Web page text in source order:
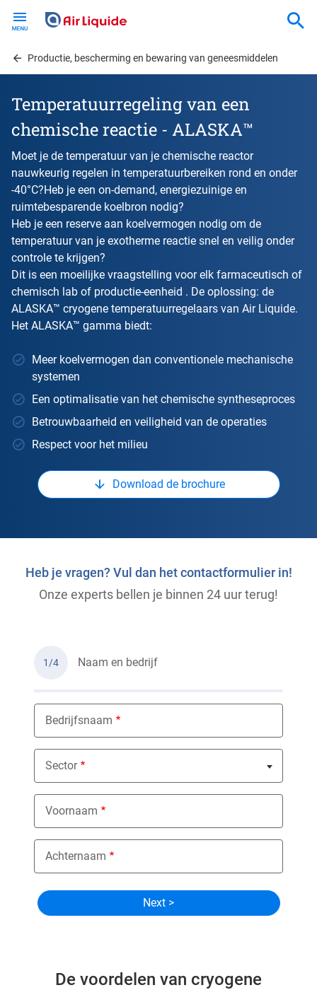
contentProductie, bescherming en bewaring van geneesmiddelen
Temperatuurregeling van een
chemische reactie - ALASKA™
Moet je de temperatuur van je chemische reactor
nauwkeurig regelen in temperatuurbereiken rond en onder
-40°C?Heb je een on-demand, energiezuinige en
ruimtebesparende koelbron nodig?
Heb je een reserve aan koelvermogen nodig om de
temperatuur van je exotherme reactie snel en veilig onder
controle te krijgen?
Dit is een moeilijke vraagstelling voor elk farmaceutisch of
chemisch lab of productie-eenheid . De oplossing: de
ALASKA™ cryogene temperatuurregelaars van Air Liquide.
Het ALASKA™ gamma biedt:
Meer koelvermogen dan conventionele mechanische
systemen
Een optimalisatie van het chemische syntheseproces
Betrouwbaarheid en veiligheid van de operaties
Respect voor het milieu
Download de brochure
De voordelen van cryogene
Heb je vragen? Vul dan het contactformulier in!
Onze experts bellen je binnen 24 uur terug!
1/4 Naam en bedrijf
Bedrijfsnaam
Sector
Nothing selected
Voornaam
Achternaam